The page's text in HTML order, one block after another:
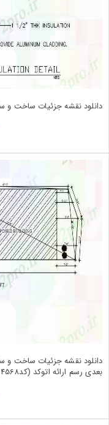
دانلود نقشه جزئیات ساخت و ساز
دانلود نقشه جزئیات ساخت
بعدی رسم ارائه اتوکد (کد164568)